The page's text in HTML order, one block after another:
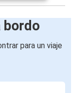
bordo
para un viaje